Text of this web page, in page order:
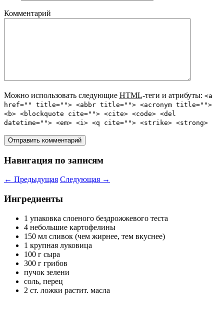
Комментарий
Можно использовать следующие HTML-теги и атрибуты: <a
href="" title=""> <abbr title=""> <acronym title="">
<b> <blockquote cite=""> <cite> <code> <del
datetime=""> <em> <i> <q cite=""> <strike> <strong>
Навигация по записям
← Предыдущая Следующая →
Ингредиенты
1 упаковка слоеного бездрожжевого теста
4 небольшие картофелины
150 мл сливок (чем жирнее, тем вкуснее)
1 крупная луковица
100 г сыра
300 г грибов
пучок зелени
соль, перец
2 ст. ложки растит. масла